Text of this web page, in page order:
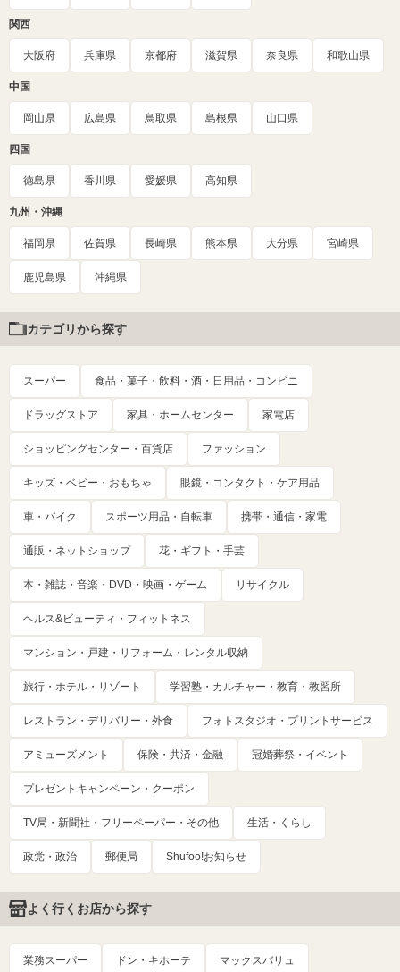
関西
大阪府 兵庫県 京都府 滋賀県 奈良県 和歌山県
中国
岡山県 広島県 鳥取県 島根県 山口県
四国
徳島県 香川県 愛媛県 高知県
九州・沖縄
福岡県 佐賀県 長崎県 熊本県 大分県 宮崎県
鹿児島県 沖縄県
カテゴリから探す
スーパー 食品・菓子・飲料・酒・日用品・コンビニ
ドラッグストア 家具・ホームセンター 家電店
ショッピングセンター・百貨店 ファッション
キッズ・ベビー・おもちゃ 眼鏡・コンタクト・ケア用品
車・バイク スポーツ用品・自転車 携帯・通信・家電
通販・ネットショップ 花・ギフト・手芸
本・雑誌・音楽・DVD・映画・ゲーム リサイクル
ヘルス&ビューティ・フィットネス
マンション・戸建・リフォーム・レンタル収納
旅行・ホテル・リゾート 学習塾・カルチャー・教育・教習所
レストラン・デリバリー・外食 フォトスタジオ・プリントサービス
アミューズメント 保険・共済・金融 冠婚葬祭・イベント
プレゼントキャンペーン・クーポン
TV局・新聞社・フリーペーパー・その他 生活・くらし
政党・政治 郵便局 Shufoo!お知らせ
よく行くお店から探す
業務スーパー ドン・キホーテ マックスバリュ